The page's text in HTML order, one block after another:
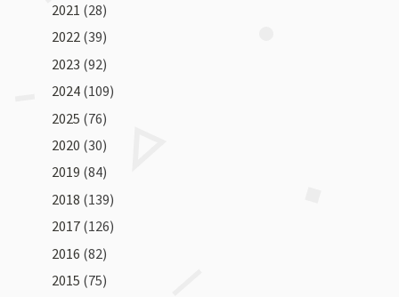
2021 (28)
2022 (39)
2023 (92)
2024 (109)
2025 (76)
2020 (30)
2019 (84)
2018 (139)
2017 (126)
2016 (82)
2015 (75)